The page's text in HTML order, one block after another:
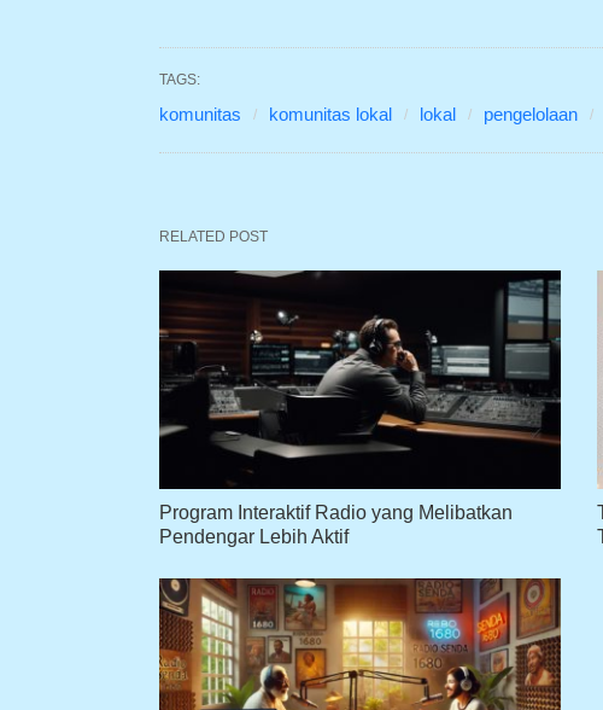
TAGS:
komunitas komunitas lokal lokal pengelolaan
RELATED POST
Program Interaktif Radio yang Melibatkan
Pendengar Lebih Aktif